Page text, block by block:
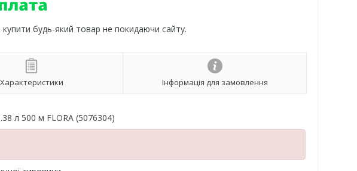
будь-який товар не покидаючи сайту.
Характеристики Інформація для замовлення
л 500 м FLORA (5076304)